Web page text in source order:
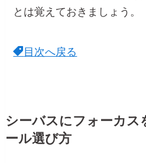
とは覚えておきましょう。
目次へ戻る
シーバスにフォーカス
ール選び方